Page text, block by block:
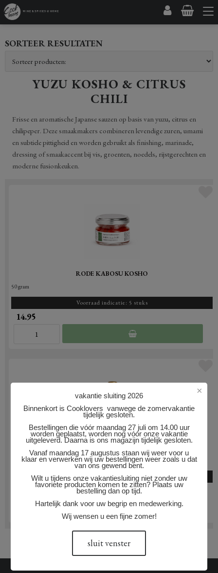
×
vakantie sluiting 2026
Binnenkort is Cooklovers vanwege de zomervakantie
tijdelijk gesloten.
Bestellingen die vóór maandag 27 juli om 14.00 uur
worden geplaatst, worden nog vóór onze vakantie
uitgeleverd. Daarna is ons magazijn tijdelijk gesloten.
Vanaf maandag 17 augustus staan wij weer voor u
klaar en verwerken wij uw bestellingen weer zoals u dat
van ons gewend bent.
Wilt u tijdens onze vakantiesluiting niet zonder uw
favoriete producten komen te zitten? Plaats uw
bestelling dan op tijd.
Hartelijk dank voor uw begrip en medewerking.
Wij wensen u een fijne zomer!
sluit venster
SORTEER RESULTATEN
YUZU KOSHO & CITRUS
CHILI
Frisse en aromatische Japanse sauzen op basis van yuzu, citrus en
chilipeper. Deze smaakmakers combineren levendige zuren, umami
en subtiele pittigheid en worden gebruikt als finishing, marinade,
dressing of smaakaccent bij vis, groenten, noedels, rijstgerechten en
moderne fusionkeuken.
RODE KABOSU KOSHO
50 gram
Voorraad indicatie: 5 stuks
14.95
VLOEIBARE YUZU KOSHO 'MARCY'
50 gram
Voorraad indicatie: 14 stuks